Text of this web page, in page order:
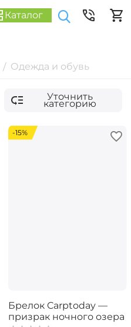
Каталог
/ Одежда и обувь
Уточнить
категорию
-15%
Брелок Carptoday —
призрак ночного озера